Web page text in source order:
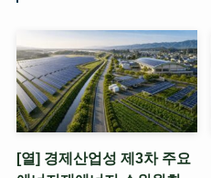
[열] 경제산업성 제3차 주요